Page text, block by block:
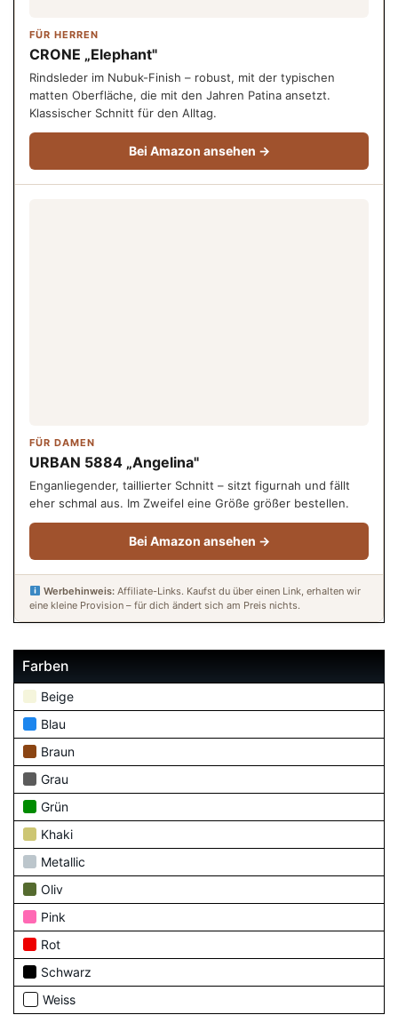
FÜR HERREN
CRONE „Elephant"
Rindsleder im Nubuk-Finish – robust, mit der typischen
matten Oberfläche, die mit den Jahren Patina ansetzt.
Klassischer Schnitt für den Alltag.
Bei Amazon ansehen →
FÜR DAMEN
URBAN 5884 „Angelina"
Enganliegender, taillierter Schnitt – sitzt figurnah und fällt
eher schmal aus. Im Zweifel eine Größe größer bestellen.
Bei Amazon ansehen →
Werbehinweis:Affiliate-Links. Kaufst du über einen Link, erhalten wir
eine kleine Provision – für dich ändert sich am Preis nichts.
Farben
Beige
Blau
Braun
Grau
Grün
Khaki
Metallic
Oliv
Pink
Rot
Schwarz
Weiss